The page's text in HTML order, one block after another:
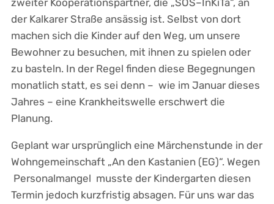
der Kalkarer Straße ansässig ist. Selbst von dort
machen sich die Kinder auf den Weg, um unsere
Bewohner zu besuchen, mit ihnen zu spielen oder
zu basteln. In der Regel finden diese Begegnungen
monatlich statt, es sei denn – wie im Januar dieses
Jahres – eine Krankheitswelle erschwert die
Planung.
Geplant war ursprünglich eine Märchenstunde in der
Wohngemeinschaft „An den Kastanien (EG)“. Wegen
Personalmangel musste der Kindergarten diesen
Termin jedoch kurzfristig absagen. Für uns war das